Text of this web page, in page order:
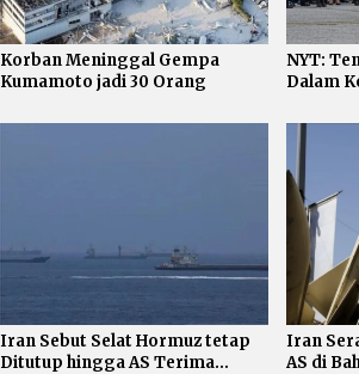
Korban Meninggal Gempa
Kumamoto jadi 30 Orang
NYT:
Dalam
Iran Sebut Selat Hormuz tetap
Ditutup hingga AS Terima
Iran
AS di